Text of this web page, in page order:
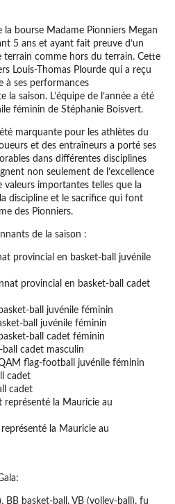
la bourse Madame Pionniers Megan
5 ans et ayant fait preuve d’un
terrain comme hors du terrain. Cette
Louis-Thomas Plourde qui a reçu
à ses performances
saison. L’équipe de l’année a été
féminin de Stéphanie Boisvert.
marquante pour les athlètes du
et des entraîneurs a porté ses
dans différentes disciplines
non seulement de l’excellence
valeurs importantes telles que la
la discipline et le sacrifice qui font
des Pionniers.
de la saison :
provincial en basket-ball juvénile
provincial en basket-ball cadet
ball juvénile féminin
ball juvénile féminin
ball cadet féminin
cadet masculin
flag-football juvénile féminin
cadet
cadet
la Mauricie au
la Mauricie au
BB basket-ball, VB (volley-ball), fu